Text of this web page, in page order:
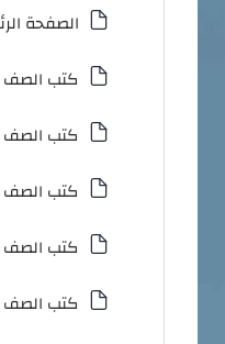
الصفحة
كتب الصف
كتب الصف
كتب الصف
كتب الصف
كتب الصف